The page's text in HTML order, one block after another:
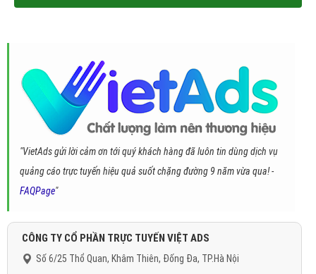
"VietAds gửi lời cảm ơn tới quý khách hàng đã luôn tin dùng dịch vụ
quảng cáo trực tuyến hiệu quả suốt chặng đường 9 năm vừa qua! -
FAQPage"
CÔNG TY CỔ PHẦN TRỰC TUYẾN VIỆT ADS
Số 6/25 Thổ Quan, Khâm Thiên, Đống Đa, TP.Hà Nội